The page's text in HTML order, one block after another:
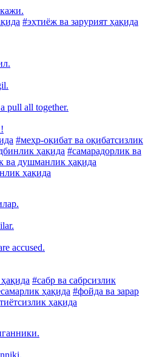
#эҳтиёж ва зарурият ҳақида
pull all together.
#меҳр-оқибат ва оқибатсизлик
ҳақида #самарадорлик ва
ва душманлик ҳақида
ҳақида
accused.
#сабр ва сабрсизлик
ҳақида #фойда ва зарар
ҳақида